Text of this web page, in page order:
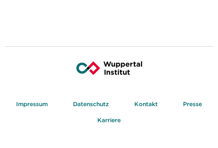
Impressum Datenschutz Kontakt Presse
Karriere